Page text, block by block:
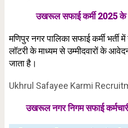
उखरूल सफाई कर्मी 2025 के
मणिपुर नगर पालिका सफाई कर्मी भर्ती
लॉटरी के माध्यम से उम्मीदवारों के
जाता है।
Ukhrul Safayee Karmi
उखरूल नगर निगम सफाई